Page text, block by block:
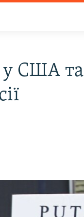
у США та